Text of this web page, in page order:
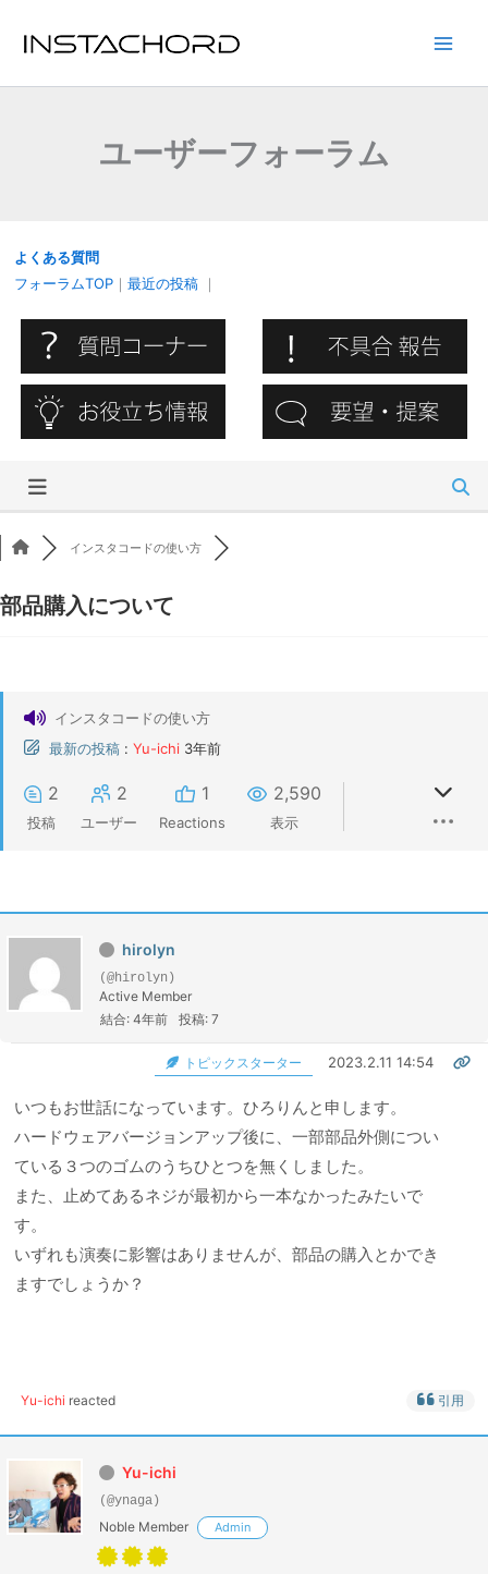
ユーザーフォーラム
よくある質問
フォーラムTOP ｜ 最近の投稿 ｜
インスタコードの使い方
部品購入について
インスタコードの使い方
最新の投稿 : Yu-ichi 3年前
2
投稿
2
ユーザー
1
Reactions
2,590
表示
hirolyn
(@hirolyn)
Active Member
結合: 4年前
投稿: 7
トピックスターター 2023.2.11 14:54
いつもお世話になっています。ひろりんと申します。
ハードウェアバージョンアップ後に、一部部品外側につい
ている３つのゴムのうちひとつを無くしました。
また、止めてあるネジが最初から一本なかったみたいで
す。
いずれも演奏に影響はありませんが、部品の購入とかでき
ますでしょうか？
Yu-ichi reacted 引用
Yu-ichi
(@ynaga)
Noble Member Admin